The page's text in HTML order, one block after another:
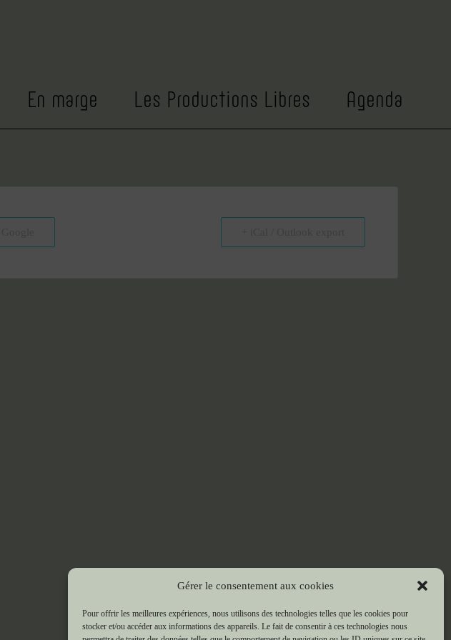
Gérer le consentement aux cookies
Pour offrir les meilleures expériences, nous utilisons des technologies telles que les cookies pour
stocker et/ou accéder aux informations des appareils. Le fait de consentir à ces technologies nous
En marge Les Productions Libres Agenda